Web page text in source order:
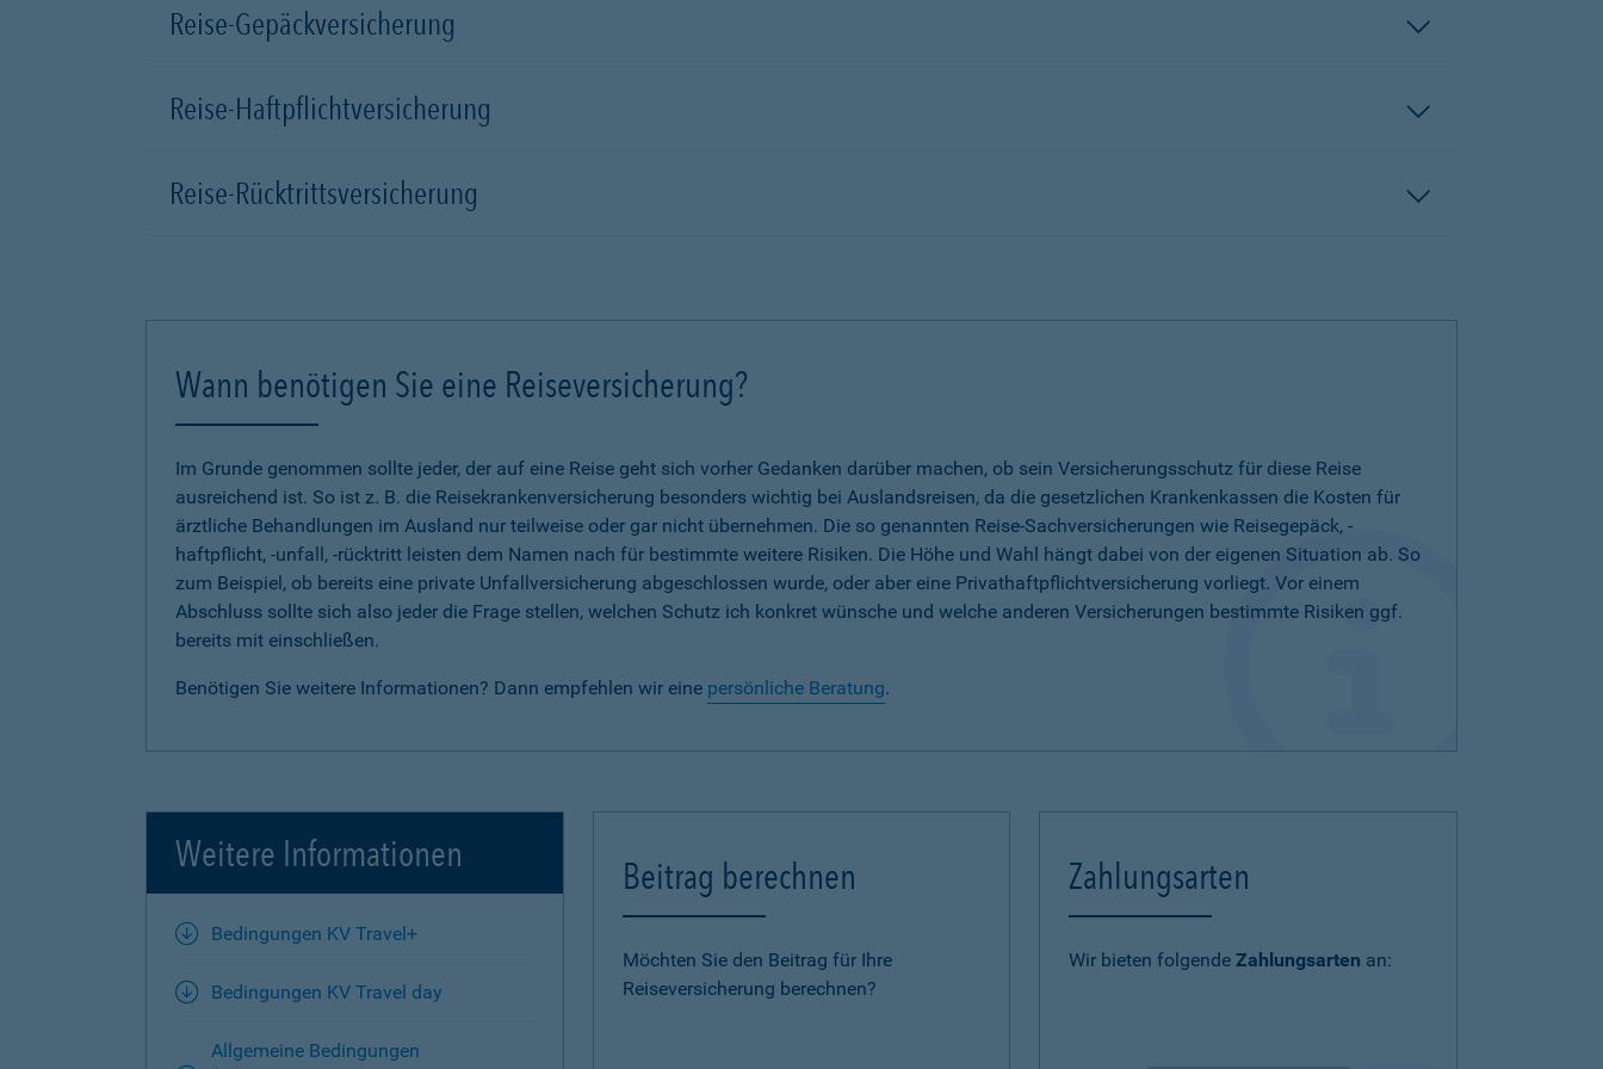
Reise-Gepäckversicherung
Reise-Haftpflichtversicherung
Reise-Rücktrittsversicherung
Wann benötigen Sie eine Reiseversicherung?
Im Grunde genommen sollte jeder, der auf eine Reise geht sich vorher Gedanken darüber machen, ob sein Versicherungsschutz für diese Reise
ausreichend ist. So ist z. B. die Reisekrankenversicherung besonders wichtig bei Auslandsreisen, da die gesetzlichen Krankenkassen die Kosten für
ärztliche Behandlungen im Ausland nur teilweise oder gar nicht übernehmen. Die so genannten Reise-Sachversicherungen wie Reisegepäck, -
haftpflicht, -unfall, -rücktritt leisten dem Namen nach für bestimmte weitere Risiken. Die Höhe und Wahl hängt dabei von der eigenen Situation ab. So
zum Beispiel, ob bereits eine private Unfallversicherung abgeschlossen wurde, oder aber eine Privathaftpflichtversicherung vorliegt. Vor einem
Abschluss sollte sich also jeder die Frage stellen, welchen Schutz ich konkret wünsche und welche anderen Versicherungen bestimmte Risiken ggf.
bereits mit einschließen.
Benötigen Sie weitere Informationen? Dann empfehlen wir eine persönliche Beratung.
Weitere Informationen
Bedingungen KV Travel+
Bedingungen KV Travel day
Allgemeine Bedingungen
Beitrag berechnen
Möchten Sie den Beitrag für Ihre
Reiseversicherung berechnen?
Zahlungsarten
Wir bieten folgendeZahlungsarten an: